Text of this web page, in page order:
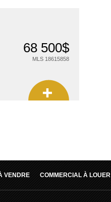
68 500$
MLS 18615858
VENDRE COMMERCIAL À LOUER